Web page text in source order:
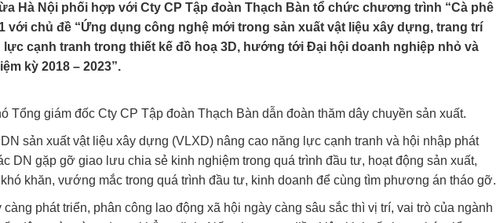
Hà Nội phối hợp với Cty CP Tập đoàn Thạch Bàn tổ chức chương trình “Cà phê
với chủ đề “Ứng dụng công nghệ mới trong sản xuất vật liệu xây dựng, trang trí
lực cạnh tranh trong thiết kế đồ hoạ 3D, hướng tới Đại hội doanh nghiệp nhỏ và
kỳ 2018 – 2023”.
Tổng giám đốc Cty CP Tập đoàn Thạch Bàn dẫn đoàn thăm dây chuyền sản xuất.
sản xuất vật liệu xây dựng (VLXD) nâng cao năng lực cạnh tranh và hội nhập phát
DN gặp gỡ giao lưu chia sẻ kinh nghiệm trong quá trình đầu tư, hoạt động sản xuất,
khăn, vướng mắc trong quá trình đầu tư, kinh doanh để cùng tìm phương án tháo gỡ.
phát triển, phân công lao động xã hội ngày càng sâu sắc thì vị trí, vai trò của ngành